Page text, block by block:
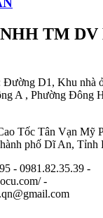
TM
Đường D1, Khu nhà
A , Phường Đông
Tốc Tân Vạn Mỹ
phố Dĩ An, Tỉnh
- 0981.82.35.39 -
-